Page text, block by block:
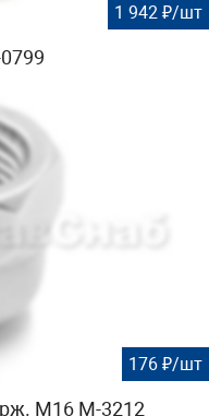
1 942 ₽/шт
176 ₽/шт
М16 М-3212